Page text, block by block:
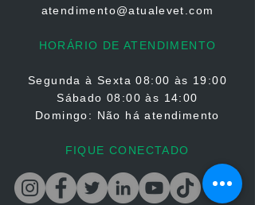
atendimento@atualevet.com
HORÁRIO DE ATENDIMENTO
Segunda à Sexta08:00 às 19:00
Sábado 08:00 às 14:00
Domingo: Não há atendimento
FIQUE CONECTADO